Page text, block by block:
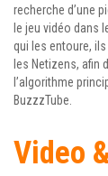
recherche d’une
le jeu vidéo dans
qui les entoure, ils
les Netizens, afin
l’algorithme
BuzzzTube.
Video